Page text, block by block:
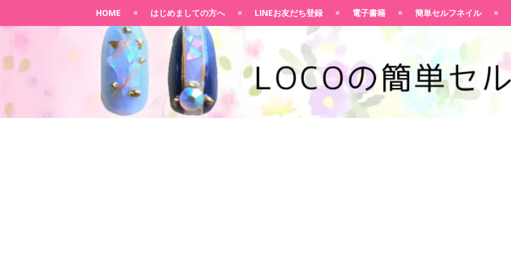
HOME はじめましての方へ LINEお友だち登録 電子書籍 簡単セルフネイル